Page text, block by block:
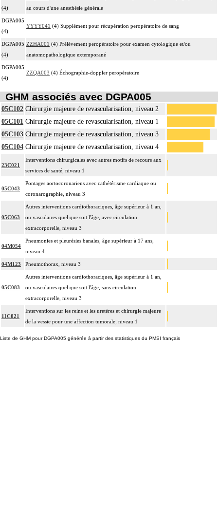
(4)
au cours d'une anesthésie générale
DGPA005
(4)
YYYY041 (4) Supplément pour récupération peropératoire de sang
DGPA005
(4)
ZZHA001 (4) Prélèvement peropératoire pour examen cytologique et/ou
anatomopathologique extemporané
DGPA005
(4)
ZZQA003 (4) Échographie-doppler peropératoire
GHM associés avec DGPA005
05C102 Chirurgie majeure de revascularisation, niveau 2
05C101 Chirurgie majeure de revascularisation, niveau 1
05C103 Chirurgie majeure de revascularisation, niveau 3
05C104 Chirurgie majeure de revascularisation, niveau 4
23C021
Interventions chirurgicales avec autres motifs de recours aux
services de santé, niveau 1
05C043
Pontages aortocoronariens avec cathétérisme cardiaque ou
coronarographie, niveau 3
05C063
Autres interventions cardiothoraciques, âge supérieur à 1 an,
ou vasculaires quel que soit l'âge, avec circulation
extracorporelle, niveau 3
04M054
Pneumonies et pleurésies banales, âge supérieur à 17 ans,
niveau 4
04M123 Pneumothorax, niveau 3
05C083
Autres interventions cardiothoraciques, âge supérieur à 1 an,
ou vasculaires quel que soit l'âge, sans circulation
extracorporelle, niveau 3
11C021
Interventions sur les reins et les uretères et chirurgie majeure
de la vessie pour une affection tumorale, niveau 1
Liste de GHM pour DGPA005 générée à partir des statistiques du PMSI français